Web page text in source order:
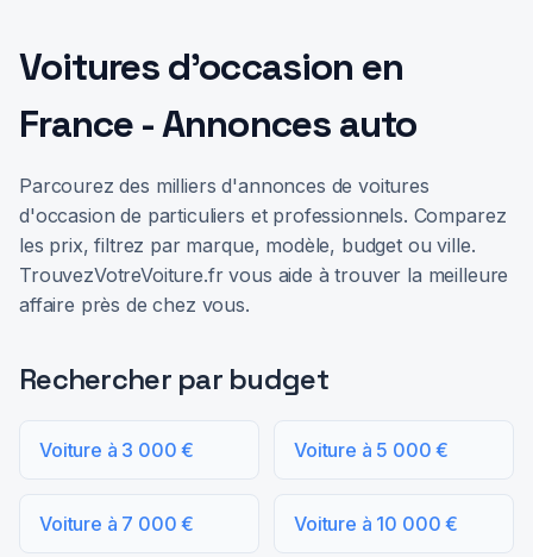
Voitures d'occasion en
France - Annonces auto
Parcourez des milliers d'annonces de voitures
d'occasion de particuliers et professionnels. Comparez
les prix, filtrez par marque, modèle, budget ou ville.
TrouvezVotreVoiture.fr vous aide à trouver la meilleure
affaire près de chez vous.
Rechercher par budget
Voiture à 3 000 € Voiture à 5 000 €
Voiture à 7 000 € Voiture à 10 000 €